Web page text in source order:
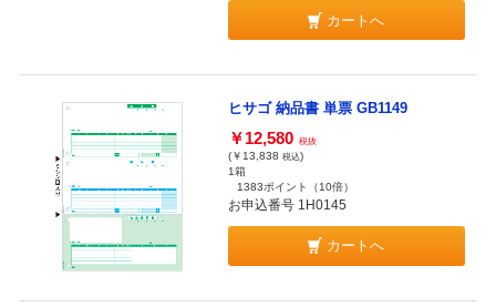
カートへ
ヒサゴ 納品書 単票 GB1149
￥12,580 税抜
(￥13,838 税込)
1箱
1383ポイント
（10倍）
お申込番号 1H0145
カートへ